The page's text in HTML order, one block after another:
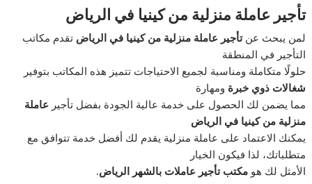
تأجير عاملة منزلية من كينيا في الرياض
لمن يبحث عنتأجير عاملة منزلية من كينيا في الرياض تقدم مكاتب
التأجير في المنطقة
حلولًا متكاملة ومناسبة لجميع الاحتياجات تتميز هذه المكاتب بتوفير
شغالات ذوي خبرة ومهارة
مما يضمن لك الحصول على خدمة عالية الجودة بفضل تأجير عاملة
منزلية من كينيا في الرياض
يمكنك الاعتماد على عاملة منزلية يقدم لك أفضل خدمة تتوافق مع
متطلباتك، لذا فيكون الخيار
الأمثل لك هومكتب تأجير عاملات بالشهر الرياض.